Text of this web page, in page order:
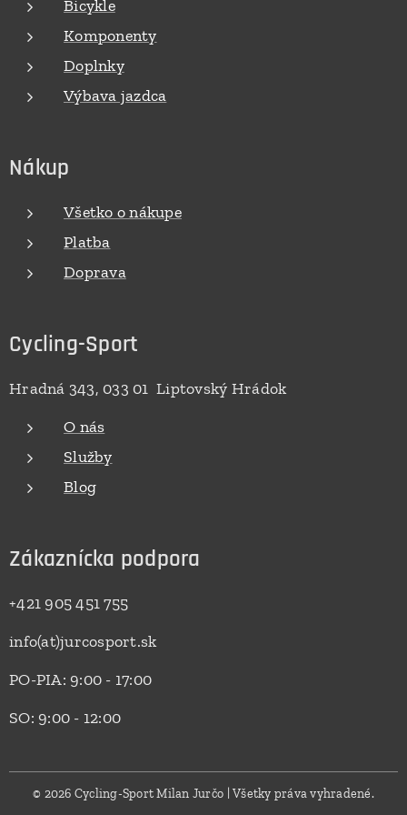
Bicykle
Komponenty
Doplnky
Výbava jazdca
Nákup
Všetko o nákupe
Platba
Doprava
Cycling-Sport
Hradná 343, 033 01 Liptovský Hrádok
O nás
Služby
Blog
Zákaznícka podpora
+421 905 451 755
info(at)jurcosport.sk
PO-PIA: 9:00 - 17:00
SO: 9:00 - 12:00
© 2026 Cycling-Sport Milan Jurčo | Všetky práva vyhradené.